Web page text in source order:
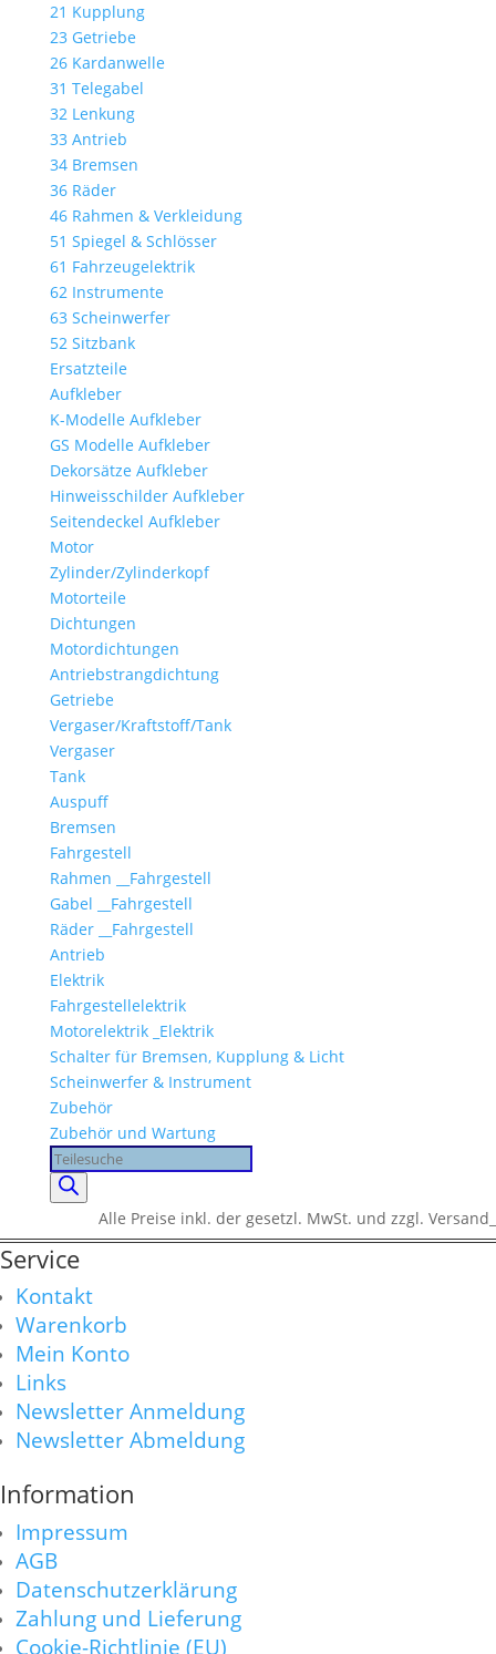
21 Kupplung
23 Getriebe
26 Kardanwelle
31 Telegabel
32 Lenkung
33 Antrieb
34 Bremsen
36 Räder
46 Rahmen & Verkleidung
51 Spiegel & Schlösser
61 Fahrzeugelektrik
62 Instrumente
63 Scheinwerfer
52 Sitzbank
Ersatzteile
Aufkleber
K-Modelle Aufkleber
GS Modelle Aufkleber
Dekorsätze Aufkleber
Hinweisschilder Aufkleber
Seitendeckel Aufkleber
Motor
Zylinder/Zylinderkopf
Motorteile
Dichtungen
Motordichtungen
Antriebstrangdichtung
Getriebe
Vergaser/Kraftstoff/Tank
Vergaser
Tank
Auspuff
Bremsen
Fahrgestell
Rahmen __Fahrgestell
Gabel __Fahrgestell
Räder __Fahrgestell
Antrieb
Elektrik
Fahrgestellelektrik
Motorelektrik _Elektrik
Schalter für Bremsen, Kupplung & Licht
Scheinwerfer & Instrument
Zubehör
Zubehör und Wartung
Products
search
Alle Preise inkl. der gesetzl. MwSt. und zzgl. Versand_
Service
Kontakt
Warenkorb
Mein Konto
Links
Newsletter Anmeldung
Newsletter Abmeldung
Information
Impressum
AGB
Datenschutzerklärung
Zahlung und Lieferung
Cookie-Richtlinie (EU)